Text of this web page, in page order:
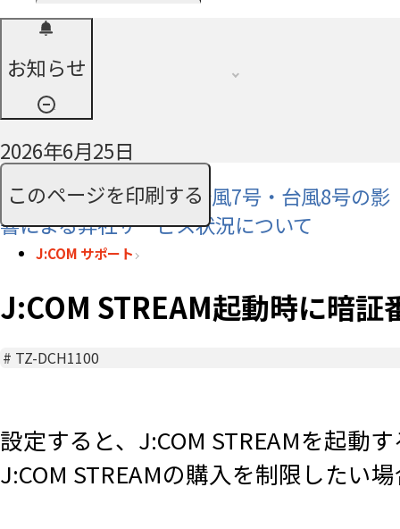
お知らせ
2026年6月25日
【お知らせ】令和8年 台風7号・台風8号の影
響による弊社サービス状況について
このページを印刷する
J:COM サポート
J:COM STREAM起動時に暗
# TZ-DCH1100
設定すると、J:COM STREAMを起動
J:COM STREAMの購入を制限したい